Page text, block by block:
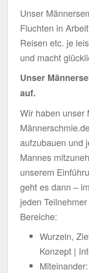
Unser
Fluchten in
Reisen etc. je
und macht
Unser
auf.
Wir haben unser
aufzubauen und
Mannes
unserem
geht es dann –
jeden
Bereiche:
Wurzeln,
Konzept |